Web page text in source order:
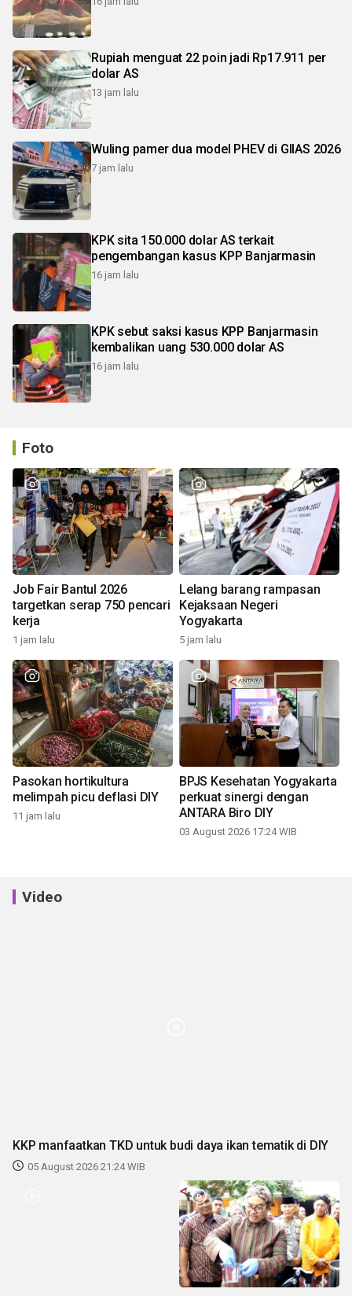
Rupiah menguat 22 poin jadi Rp17.911 per
dolar AS
13 jam lalu
Wuling pamer dua model PHEV di GIIAS 2026
7 jam lalu
KPK sita 150.000 dolar AS terkait
pengembangan kasus KPP Banjarmasin
16 jam lalu
KPK sebut saksi kasus KPP Banjarmasin
kembalikan uang 530.000 dolar AS
16 jam lalu
Foto
Job Fair Bantul 2026
targetkan serap 750 pencari
kerja
1 jam lalu
Lelang barang rampasan
Kejaksaan Negeri
Yogyakarta
5 jam lalu
Pasokan hortikultura
melimpah picu deflasi DIY
11 jam lalu
BPJS Kesehatan Yogyakarta
perkuat sinergi dengan
ANTARA Biro DIY
03 August 2026 17:24 WIB
Video
KKP manfaatkan TKD untuk budi daya ikan tematik di DIY
05 August 2026 21:24 WIB